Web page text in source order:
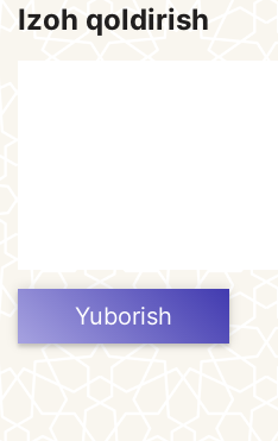
Izoh qoldirish
Yuborish